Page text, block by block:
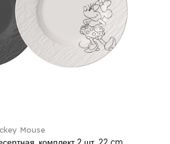
Mouse